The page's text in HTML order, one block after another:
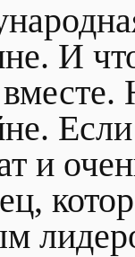
И
Если
и